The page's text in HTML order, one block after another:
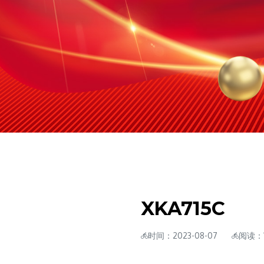
XKA715C
时间：2023-08-07 阅读